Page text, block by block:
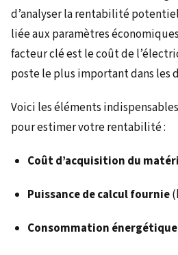
d’analyser la rentabilité
liée aux paramètres
facteur clé est le coût de
poste le plus important dans les
Voici les éléments
pour estimer votre rentabilité :
Coût d’acquisition du
Puissance de calcul fournie
Consommation